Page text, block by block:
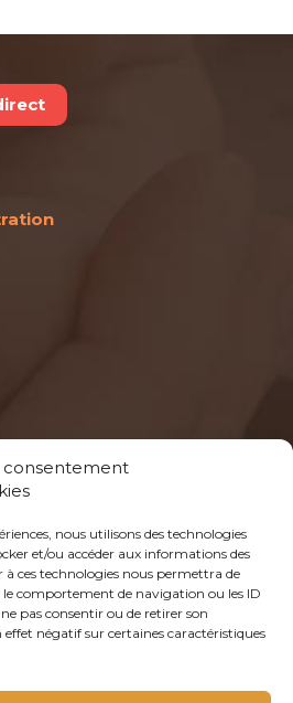
consentement
nous utilisons des technologies
et/ou accéder aux informations des
à ces technologies nous permettra de
le comportement de navigation ou les ID
pas consentir ou de retirer son
négatif sur certaines caractéristiques
277-3553
APPELLE
!